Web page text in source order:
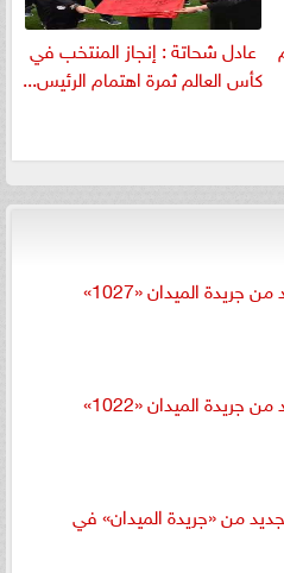
عادل شحاتة : إنجاز المنتخب في
كأس العالم ثمرة اهتمام الرئيس...
جريدة الميدان «1027»
جريدة الميدان «1022»
من «جريدة الميدان» في